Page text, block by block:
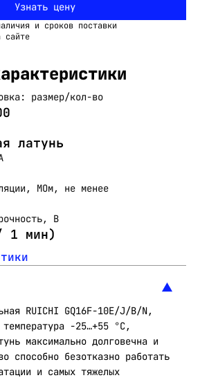
Узнать цену
и сроков поставки
сайте
размер/кол-во
латунь
МОм, не менее
В
1 мин)
RUICHI GQ16F-10E/J/B/N,
-25…+55 °C,
максимально долговечна и
способно безотказно работать
и самых тяжелых